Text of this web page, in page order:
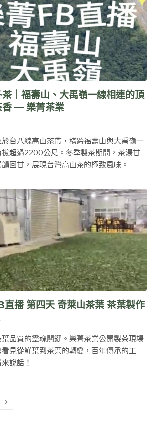
茶｜福壽山、大禹嶺一線相連的頂
香 — 樂菁茶業
台八線高山茶帶，橫跨福壽山與大禹嶺一
拔超過2200公尺。冬季製茶期間，茶湯甘
回甘，展現台灣高山茶的極致風味。
直播 第四天 奇萊山茶葉 茶葉製作
品質的靈魂關鍵。樂菁茶業公開製茶現場
看見從鮮葉到茶葉的轉變，百年傳承的工
說話！
Next